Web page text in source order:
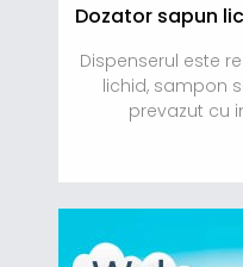
Dozator sapun
Dispenserul este
lichid, sampon
prevazut cu